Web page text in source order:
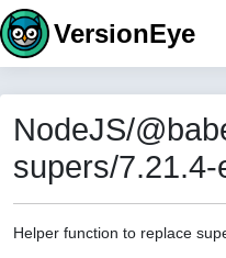
VersionEye
NodeJS/
supers/7.21.4-
Helper function to replace